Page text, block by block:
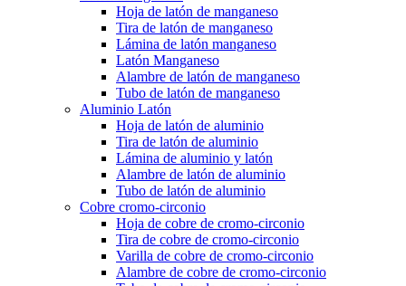
Hoja de latón de manganeso
Tira de latón de manganeso
Lámina de latón manganeso
Latón Manganeso
Alambre de latón de manganeso
Tubo de latón de manganeso
Aluminio Latón
Hoja de latón de aluminio
Tira de latón de aluminio
Lámina de aluminio y latón
Alambre de latón de aluminio
Tubo de latón de aluminio
Cobre cromo-circonio
Hoja de cobre de cromo-circonio
Tira de cobre de cromo-circonio
Varilla de cobre de cromo-circonio
Alambre de cobre de cromo-circonio